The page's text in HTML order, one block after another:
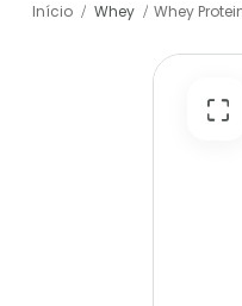
Início Whey Whey